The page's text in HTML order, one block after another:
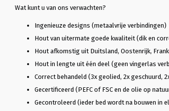
Wat kunt u van ons verwachten?
Ingenieuze designs (metaalvrije verbindingen)
Hout van uitermate goede kwaliteit (dik en
Hout afkomstig uit Duitsland, Oostenrijk,
Hout in lengte uit één deel (geen vingerlas
Correct behandeld (3x geolied, 2x geschuurd,
Gecertificeerd (PEFC of FSC en de olie op
Gecontroleerd (ieder bed wordt na bouwen in